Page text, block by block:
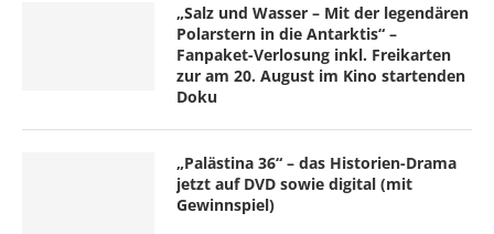
„Salz und Wasser – Mit der legendären
Polarstern in die Antarktis“ –
Fanpaket-Verlosung inkl. Freikarten
zur am 20. August im Kino startenden
Doku
„Palästina 36“ – das Historien-Drama
jetzt auf DVD sowie digital (mit
Gewinnspiel)